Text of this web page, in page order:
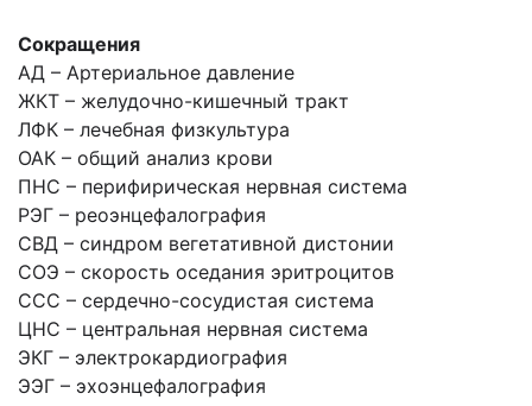
Сокращения
АД – Артериальное давление
ЖКТ – желудочно-кишечный тракт
ЛФК – лечебная физкультура
ОАК – общий анализ крови
ПНС – перифирическая нервная система
РЭГ – реоэнцефалография
СВД – синдром вегетативной дистонии
СОЭ – скорость оседания эритроцитов
ССС – сердечно-сосудистая система
ЦНС – центральная нервная система
ЭКГ – электрокардиография
ЭЭГ – эхоэнцефалография